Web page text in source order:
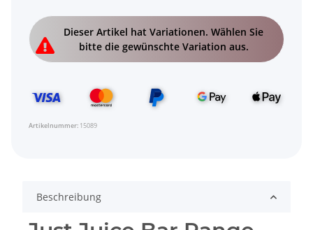
Dieser Artikel hat Variationen. Wählen Sie
bitte die gewünschte Variation aus.
Artikelnummer: 15089
Beschreibung